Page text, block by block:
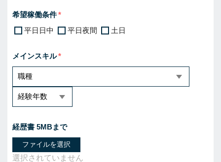
希望稼働条件
平日日中
平日夜間 土日
メインスキル
経歴書 5MBまで
ファイルを選択